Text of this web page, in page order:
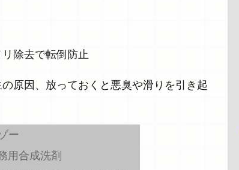
除去で転倒防止
原因、放っておくと悪臭や滑りを引き起
ー
用合成洗剤